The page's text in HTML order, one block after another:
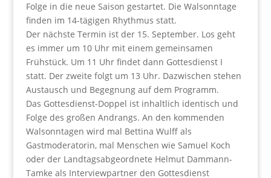
Folge in die neue Saison gestartet. Die Walsonntage
finden im 14-tägigen Rhythmus statt.
Der nächste Termin ist der 15. September. Los geht
es immer um 10 Uhr mit einem gemeinsamen
Frühstück. Um 11 Uhr findet dann Gottesdienst I
statt. Der zweite folgt um 13 Uhr. Dazwischen stehen
Austausch und Begegnung auf dem Programm.
Das Gottesdienst-Doppel ist inhaltlich identisch und
Folge des großen Andrangs. An den kommenden
Walsonntagen wird mal Bettina Wulff als
Gastmoderatorin, mal Menschen wie Samuel Koch
oder der Landtagsabgeordnete Helmut Dammann-
Tamke als Interviewpartner den Gottesdienst